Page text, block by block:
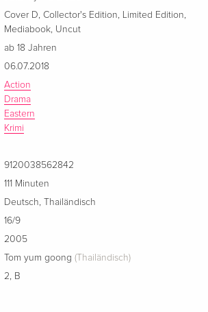
ray + 2 DVDs
Cover D, Collector's Edition, Limited Edition,
Mediabook, Uncut
ab 18 Jahren
06.07.2018
Action
Drama
Eastern
Krimi
9120038562842
111 Minuten
Deutsch,
Thailändisch
16/9
2005
Tom yum goong (Thailändisch)
2, B